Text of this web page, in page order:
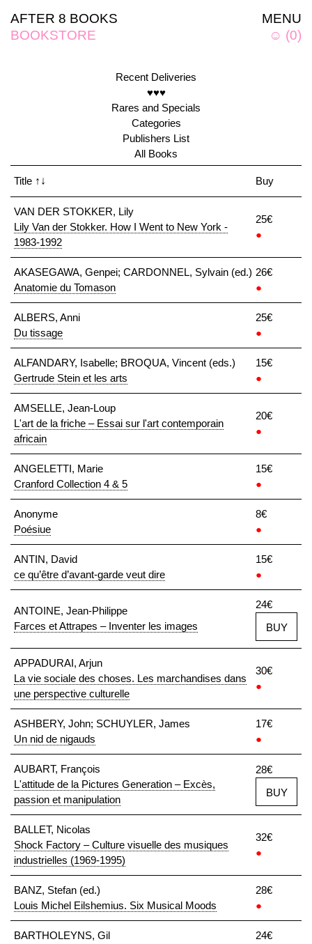
MENU
☺ (0)
AFTER 8 BOOKS
BOOKSTORE
Recent Deliveries
♥♥♥
Rares and Specials
Categories
Publishers List
All Books
Title ↑↓ Buy
VAN DER STOKKER, Lily
Lily Van der Stokker. How I Went to New York -
1983-1992
25€
●
AKASEGAWA, Genpei; CARDONNEL, Sylvain (ed.)
Anatomie du Tomason
26€
●
ALBERS, Anni
Du tissage
25€
●
ALFANDARY, Isabelle; BROQUA, Vincent (eds.)
Gertrude Stein et les arts
15€
●
AMSELLE, Jean-Loup
L'art de la friche – Essai sur l'art contemporain
africain
20€
●
ANGELETTI, Marie
Cranford Collection 4 & 5
15€
●
Anonyme
Poésiue
8€
●
ANTIN, David
ce qu’être d’avant-garde veut dire
15€
●
ANTOINE, Jean-Philippe
Farces et Attrapes – Inventer les images
24€
BUY
APPADURAI, Arjun
La vie sociale des choses. Les marchandises dans
une perspective culturelle
30€
●
ASHBERY, John; SCHUYLER, James
Un nid de nigauds
17€
●
AUBART, François
L'attitude de la Pictures Generation – Excès,
passion et manipulation
28€
BUY
BALLET, Nicolas
Shock Factory – Culture visuelle des musiques
industrielles (1969-1995)
32€
●
BANZ, Stefan (ed.)
Louis Michel Eilshemius. Six Musical Moods
28€
●
BARTHOLEYNS, Gil
24€